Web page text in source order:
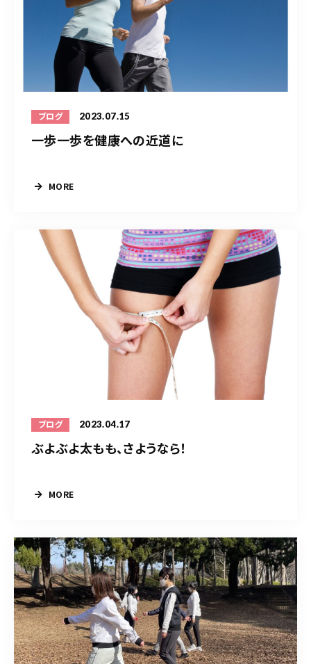
ブログ 2023.07.15
一歩一歩を健康への近道に
MORE
ブログ 2023.04.17
ぶよぶよ太もも、さようなら！
MORE